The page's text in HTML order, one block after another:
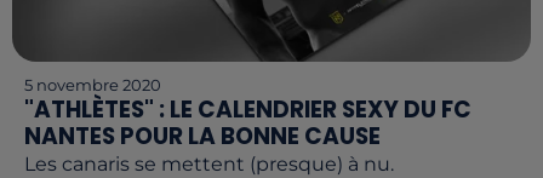
5 novembre 2020
"ATHLÈTES" : LE CALENDRIER SEXY DU FC
NANTES POUR LA BONNE CAUSE
Les canaris se mettent (presque) à nu.